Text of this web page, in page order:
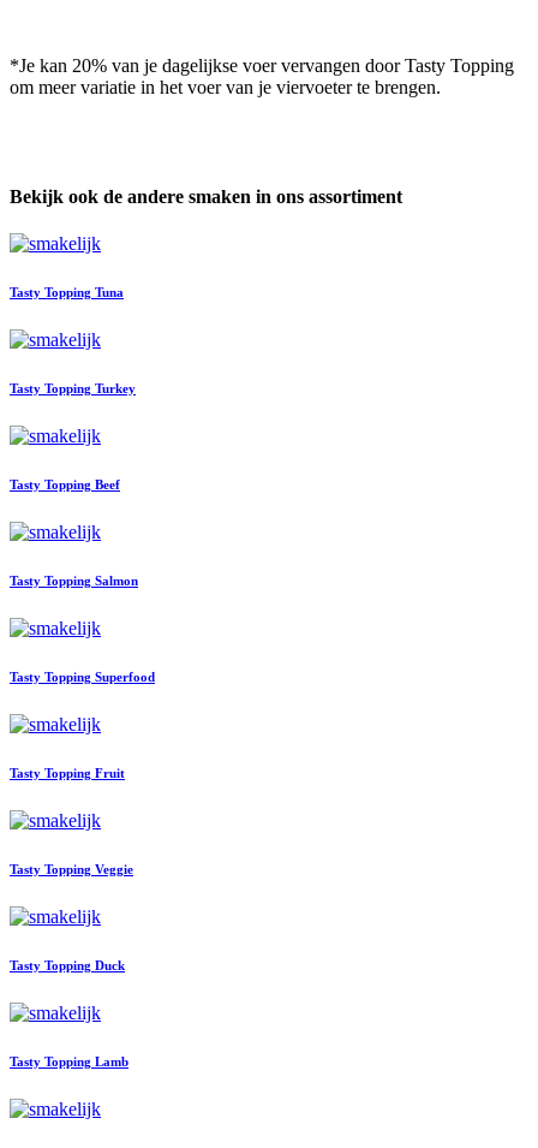
*Je kan 20% van je dagelijkse voer vervangen door Tasty Topping
om meer variatie in het voer van je viervoeter te brengen.
Bekijk ook de andere smaken in ons assortiment
Tasty Topping Tuna
Tasty Topping Turkey
Tasty Topping Beef
Tasty Topping Salmon
Tasty Topping Superfood
Tasty Topping Fruit
Tasty Topping Veggie
Tasty Topping Duck
Tasty Topping Lamb